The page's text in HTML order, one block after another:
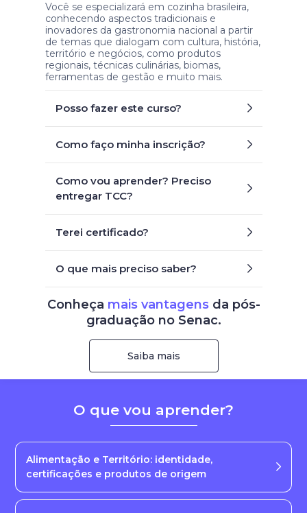
Você se especializará em cozinha brasileira,
conhecendo aspectos tradicionais e
inovadores da gastronomia nacional a partir
de temas que dialogam com cultura, história,
território e negócios, como produtos
regionais, técnicas culinárias, biomas,
ferramentas de gestão e muito mais.
Posso fazer este curso?
Como faço minha inscrição?
Como vou aprender? Preciso
entregar TCC?
Terei certificado?
O que mais preciso saber?
Conheça mais vantagensda pós-
graduação no Senac.
Saiba mais
O que vou aprender?
Alimentação e Território: identidade,
certificações e produtos de origem